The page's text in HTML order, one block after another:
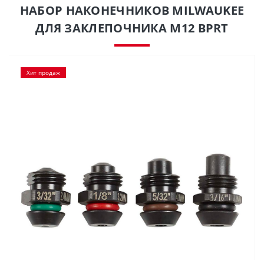
НАБОР НАКОНЕЧНИКОВ MILWAUKEE
ДЛЯ ЗАКЛЕПОЧНИКА M12 BPRT
Хит продаж